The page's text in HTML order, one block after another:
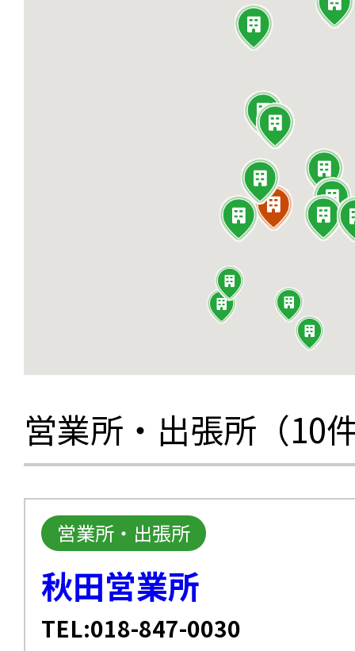
営業所・出張所（10
営業所・出張所
秋田営業所
TEL:018-847-0030